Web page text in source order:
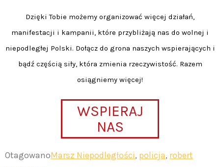
Dzięki Tobie możemy organizować więcej działań,
manifestacji i kampanii, które przybliżają nas do wolnej i
niepodległej Polski. Dołącz do grona naszych wspierających i
bądź częścią siły, która zmienia rzeczywistość. Razem
osiągniemy więcej!
WSPIERAJ
NAS
OtagowanoMarsz Niepodległości, policja, robert